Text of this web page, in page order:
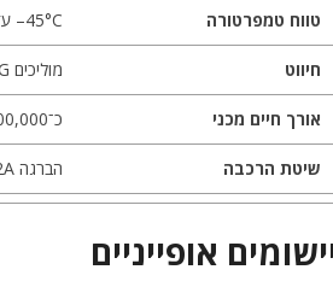
טווח טמפרטורה ‎–45°C‎ עד ‎+85°C‎
חיווט מוליכים ‎16AWG‎ מסוג ‎GXL‎
אורך חיים מכני כ־‎100,000‎ מחזורים
שיטת הרכבה הברגה ‎.625-18 UNF-2A‎
אופייניים